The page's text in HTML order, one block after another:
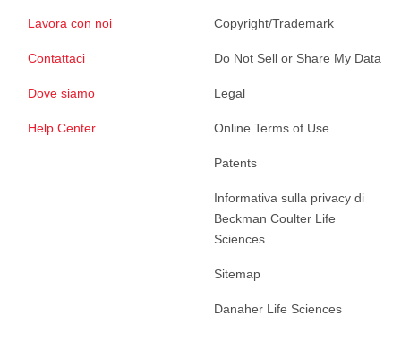
Lavora con noi
Contattaci
Dove siamo
Help Center
Copyright/Trademark
Do Not Sell or Share My Data
Legal
Online Terms of Use
Patents
Informativa sulla privacy di
Beckman Coulter Life
Sciences
Sitemap
Danaher Life Sciences